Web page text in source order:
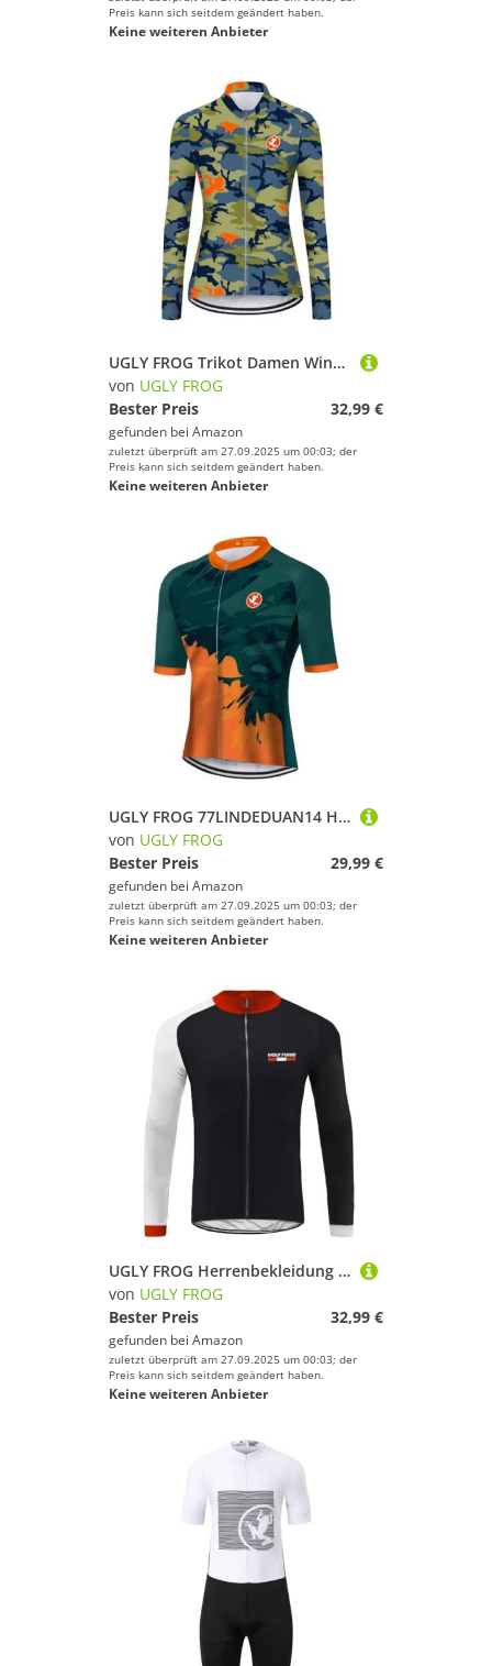
Preis kann sich seitdem geändert haben.
Keine weiteren Anbieter
UGLY FROG Trikot Damen Winter Fleece 20D Gel Thermo Radsport Laufen Akzentuiert Taille Lange Fahrradbekleidung Outdoor-Mountainbiken 77DERONGSGNV02
von UGLY FROG
Bester Preis
32,99 €
gefunden bei Amazon
zuletzt überprüft am 27.09.2025 um 00:03; der
Preis kann sich seitdem geändert haben.
Keine weiteren Anbieter
UGLY FROG 77LINDEDUAN14 Herren Fahrradbekleidung Kurzarm MTB Radsportanzüge Radhose Radtrikots mit 3D-Gel-gepolsterten Shorts 2025
von UGLY FROG
Bester Preis
29,99 €
gefunden bei Amazon
zuletzt überprüft am 27.09.2025 um 00:03; der
Preis kann sich seitdem geändert haben.
Keine weiteren Anbieter
UGLY FROG Herrenbekleidung Lange Ärmel,20D Gel Unterhose Team, Radfahrer Winterw ärme, Mountain Bike Bekleidung MTB Radfahrer Outdoor 77DERONGDESG01
von UGLY FROG
Bester Preis
32,99 €
gefunden bei Amazon
zuletzt überprüft am 27.09.2025 um 00:03; der
Preis kann sich seitdem geändert haben.
Keine weiteren Anbieter